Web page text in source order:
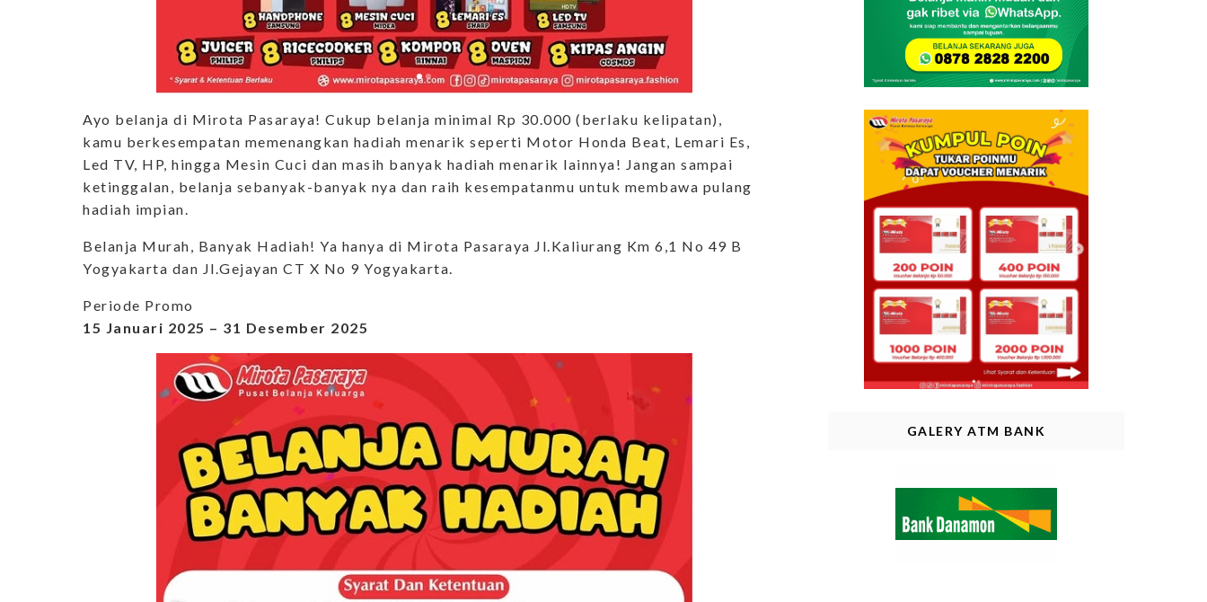
Ayo belanja di Mirota Pasaraya! Cukup belanja minimal Rp 30.000 (berlaku kelipatan),
kamu berkesempatan memenangkan hadiah menarik seperti Motor Honda Beat, Lemari Es,
Led TV, HP, hingga Mesin Cuci dan masih banyak hadiah menarik lainnya! Jangan sampai
ketinggalan, belanja sebanyak-banyak nya dan raih kesempatanmu untuk membawa pulang
hadiah impian.
Belanja Murah, Banyak Hadiah! Ya hanya di Mirota Pasaraya Jl.Kaliurang Km 6,1 No 49 B
Yogyakarta dan Jl.Gejayan CT X No 9 Yogyakarta.
Periode Promo
15 Januari 2025 – 31 Desember 2025
GALERY ATM BANK